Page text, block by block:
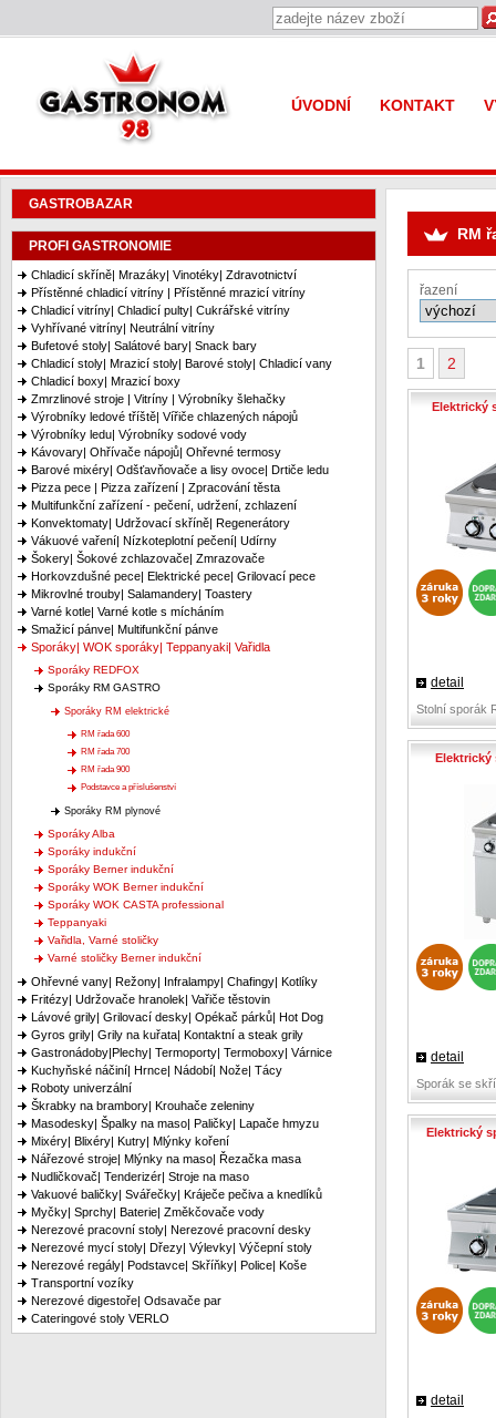
ÚVODNÍ KONTAKT
GASTROBAZAR
PROFI GASTRONOMIE
Chladicí skříně| Mrazáky| Vinotéky| Zdravotnictví
Přístěnné chladicí vitríny | Přístěnné mrazicí vitríny
Chladicí vitríny| Chladicí pulty| Cukrářské vitríny
Vyhřívané vitríny| Neutrální vitríny
Bufetové stoly| Salátové bary| Snack bary
Chladicí stoly| Mrazicí stoly| Barové stoly| Chladicí vany
Chladicí boxy| Mrazicí boxy
Zmrzlinové stroje | Vitríny | Výrobníky šlehačky
Výrobníky ledové tříště| Vířiče chlazených nápojů
Výrobníky ledu| Výrobníky sodové vody
Kávovary| Ohřívače nápojů| Ohřevné termosy
Barové mixéry| Odšťavňovače a lisy ovoce| Drtiče ledu
Pizza pece | Pizza zařízení | Zpracování těsta
Multifunkční zařízení - pečení, udržení, zchlazení
Konvektomaty| Udržovací skříně| Regenerátory
Vákuové vaření| Nízkoteplotní pečení| Udírny
Šokery| Šokové zchlazovače| Zmrazovače
Horkovzdušné pece| Elektrické pece| Grilovací pece
Mikrovlné trouby| Salamandery| Toastery
Varné kotle| Varné kotle s mícháním
Smažicí pánve| Multifunkční pánve
Sporáky| WOK sporáky| Teppanyaki| Vařidla
Sporáky REDFOX
Sporáky RM GASTRO
Sporáky RM elektrické
RM řada 600
RM řada 700
RM řada 900
Podstavce a příslušenství
Sporáky RM plynové
Sporáky Alba
Sporáky indukční
Sporáky Berner indukční
Sporáky WOK Berner indukční
Sporáky WOK CASTA professional
Teppanyaki
Vařidla, Varné stoličky
Varné stoličky Berner indukční
Ohřevné vany| Režony| Infralampy| Chafingy| Kotlíky
Fritézy| Udržovače hranolek| Vařiče těstovin
Lávové grily| Grilovací desky| Opékač párků| Hot Dog
Gyros grily| Grily na kuřata| Kontaktní a steak grily
Gastronádoby|Plechy| Termoporty| Termoboxy| Várnice
Kuchyňské náčiní| Hrnce| Nádobí| Nože| Tácy
Roboty univerzální
Škrabky na brambory| Krouhače zeleniny
Masodesky| Špalky na maso| Paličky| Lapače hmyzu
Mixéry| Blixéry| Kutry| Mlýnky koření
Nářezové stroje| Mlýnky na maso| Řezačka masa
Nudličkovač| Tenderizér| Stroje na maso
Vakuové baličky| Svářečky| Kráječe pečiva a knedlíků
Myčky| Sprchy| Baterie| Změkčovače vody
Nerezové pracovní stoly| Nerezové pracovní desky
Nerezové mycí stoly| Dřezy| Výlevky| Výčepní stoly
Nerezové regály| Podstavce| Skříňky| Police| Koše
Transportní vozíky
Nerezové digestoře| Odsavače par
Cateringové stoly VERLO
RM
řazení
1 2
Elektrický
detail
Stolní sporák
Elektrický
detail
Sporák se
Elektrický
detail